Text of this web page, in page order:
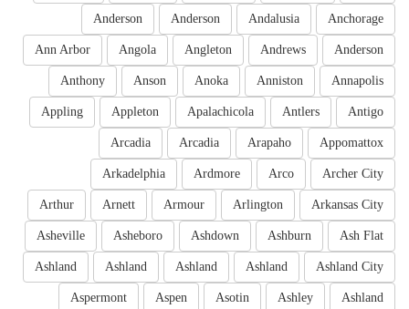
Anchorage
Andalusia
Anderson
Anderson
Anderson
Andrews
Angleton
Angola
Ann Arbor
Annapolis
Anniston
Anoka
Anson
Anthony
Antigo
Antlers
Apalachicola
Appleton
Appling
Appomattox
Arapaho
Arcadia
Arcadia
Archer City
Arco
Ardmore
Arkadelphia
Arkansas City
Arlington
Armour
Arnett
Arthur
Ash Flat
Ashburn
Ashdown
Asheboro
Asheville
Ashland City
Ashland
Ashland
Ashland
Ashland
Ashland
Ashley
Asotin
Aspen
Aspermont